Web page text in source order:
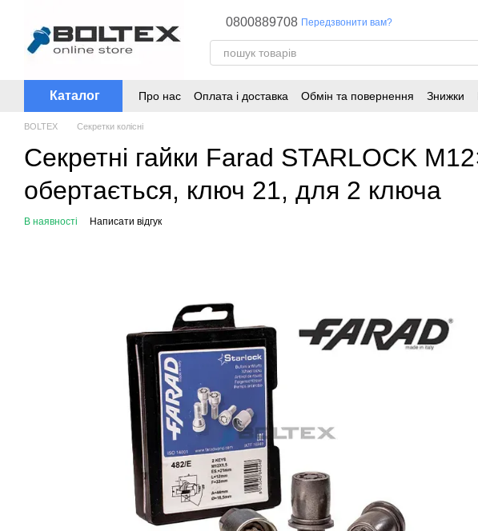
0800889708 Передзвонити вам?
Каталог Про нас Оплата і доставка Обмін та повернення Знижки
BOLTEX Секретки колісні
Секретні гайки Farad STARLOCK
обертається, ключ 21, для 2 ключа
В наявності Написати відгук